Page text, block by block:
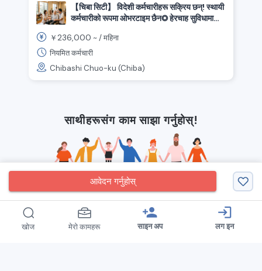
आवेदन गर्नुहोस्
【चिबा सिटी】 विदेशी कर्मचारीहरू सक्रिय छन्! स्थायी
कर्मचारीको रूपमा ओभरटाइम छैन◎ हेरचाह सुविधामा
￥236,000 ~ /महिना
नियमित कर्मचारी
Chibashi Chuo-ku (Chiba)
साथीहरूसंग काम साझा गर्नुहोस्!
खोज मेरो कामहरू
person_add
साइन अप
login
लग इन